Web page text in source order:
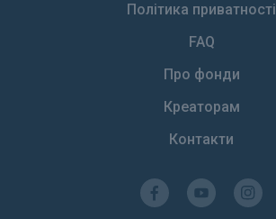
Політика приватності
FAQ
Про фонди
Креаторам
Контакти